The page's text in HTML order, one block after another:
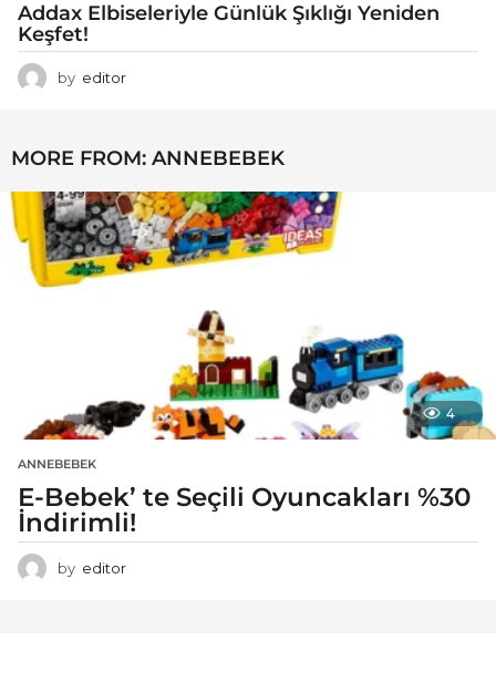
Addax Elbiseleriyle Günlük Şıklığı Yeniden
Keşfet!
by editor
MORE FROM: ANNEBEBEK
4
ANNEBEBEK
E-Bebek’ te Seçili Oyuncakları %30
İndirimli!
by editor